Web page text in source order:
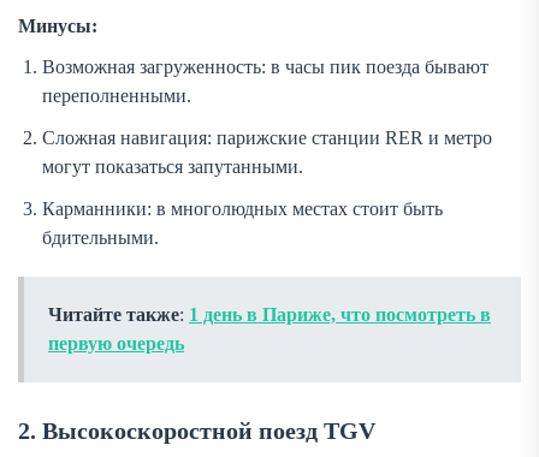
Минусы:
Возможная загруженность: в часы пик поезда бывают
переполненными.
Сложная навигация: парижские станции RER и метро
могут показаться запутанными.
Карманники: в многолюдных местах стоит быть
бдительными.
Читайте также: 1 день в Париже, что посмотреть в
первую очередь
2. Высокоскоростной поезд TGV